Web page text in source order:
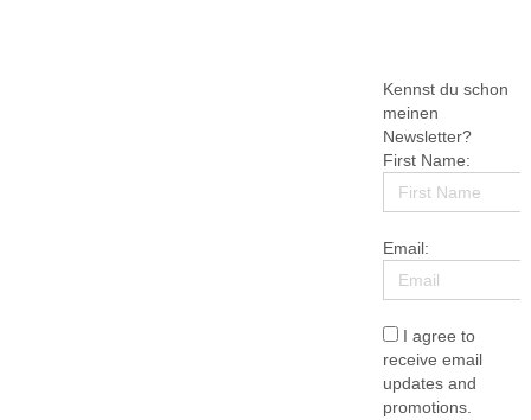
Kennst du schon
meinen
Newsletter?
First Name:
Email:
I agree to
receive email
updates and
promotions.